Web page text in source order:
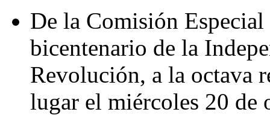
De la Comisión
bicentenario de la
Revolución, a la octava
lugar el miércoles 20 de